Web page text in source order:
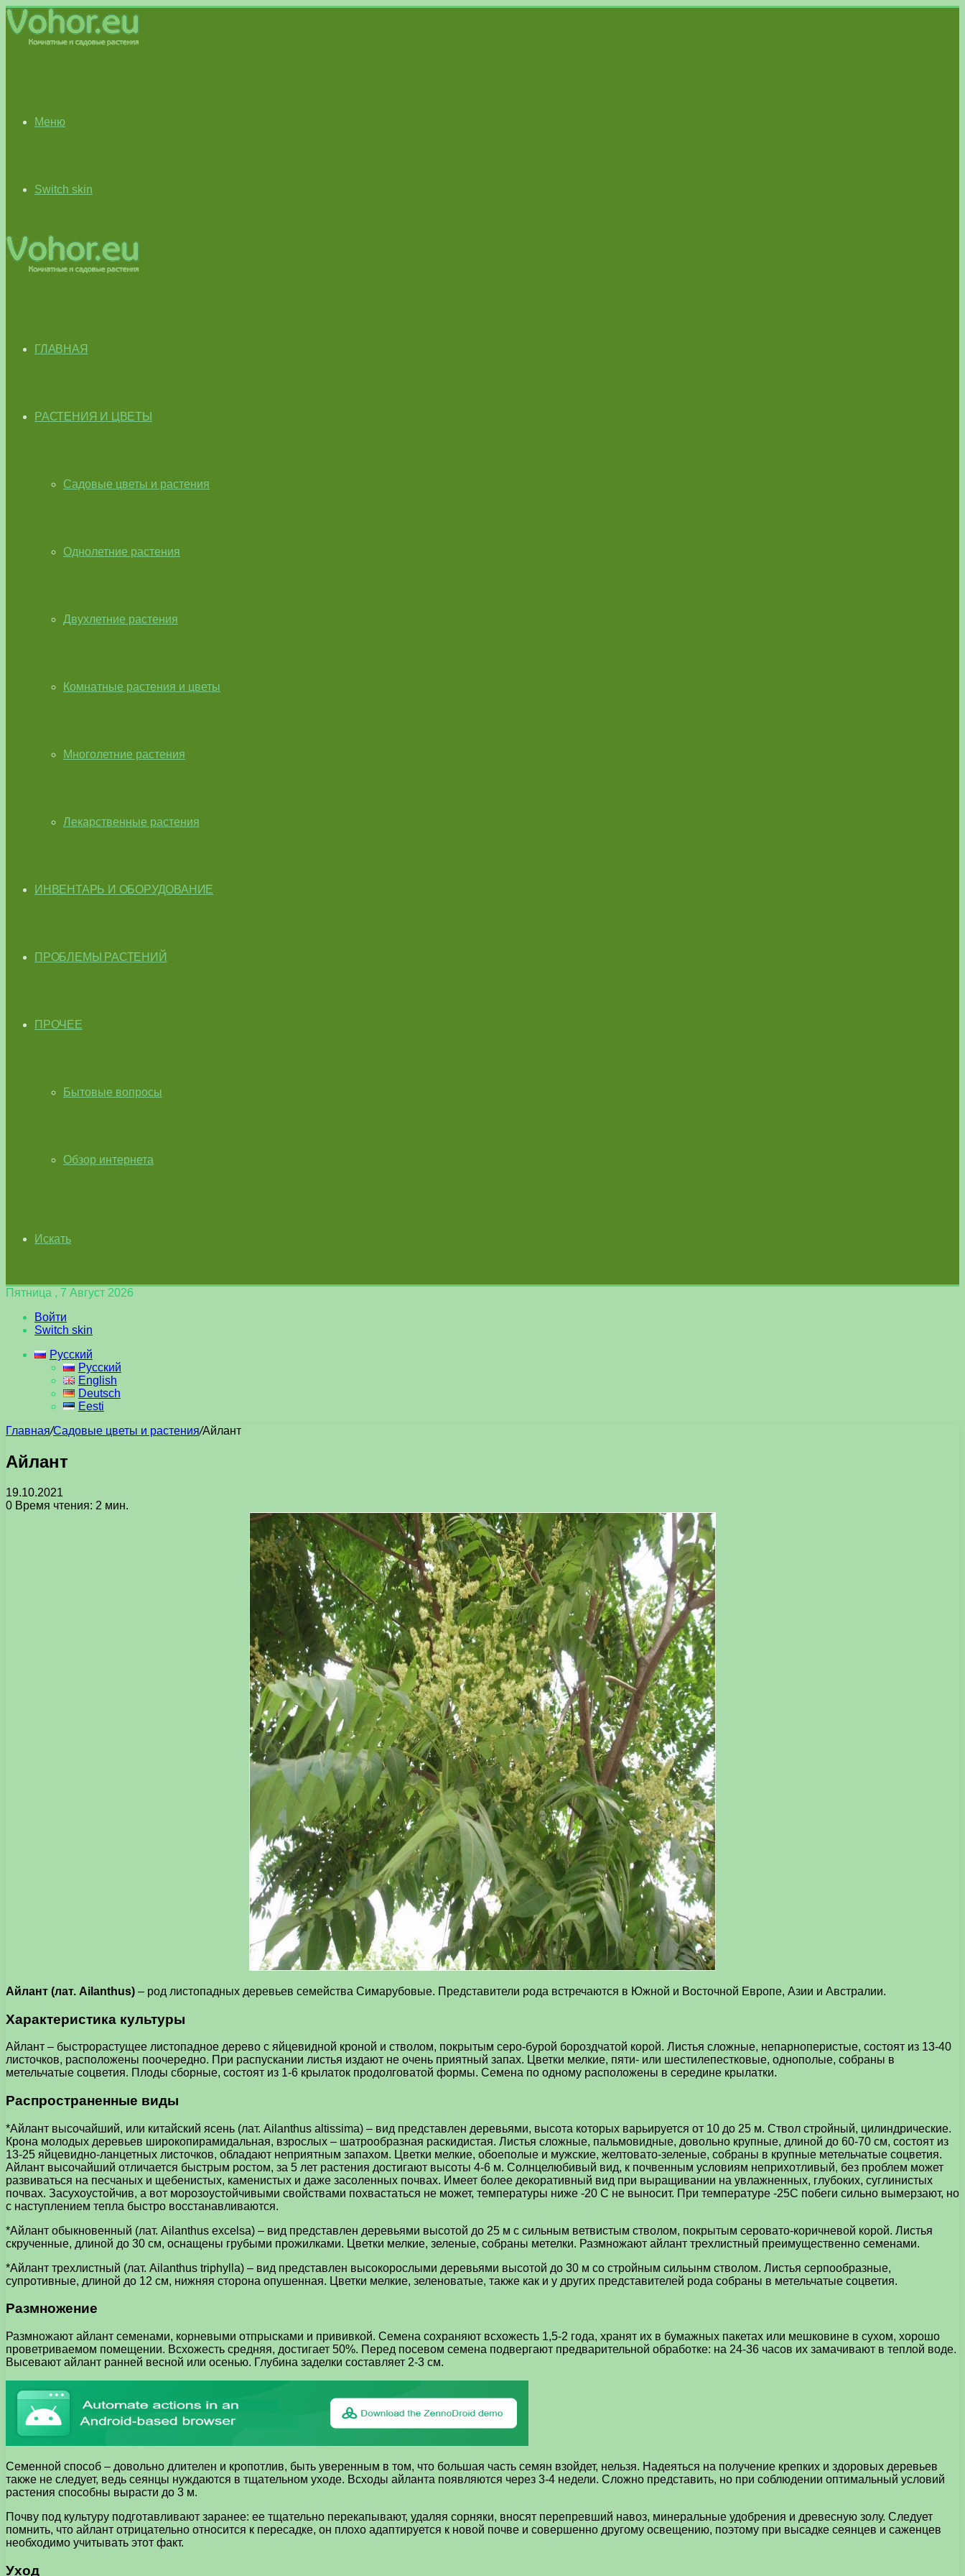
Меню
Switch skin
ГЛАВНАЯ
РАСТЕНИЯ И ЦВЕТЫ
Садовые цветы и растения
Однолетние растения
Двухлетние растения
Комнатные растения и цветы
Многолетние растения
Лекарственные растения
ИНВЕНТАРЬ И ОБОРУДОВАНИЕ
ПРОБЛЕМЫ РАСТЕНИЙ
ПРОЧЕЕ
Бытовые вопросы
Обзор интернета
Искать
Пятница , 7 Август 2026
Войти
Switch skin
Русский
Русский
English
Deutsch
Eesti
Главная/Садовые цветы и растения/Айлант
Айлант
19.10.2021
0 Время чтения: 2 мин.
Айлант (лат. Ailanthus) – род листопадных деревьев семейства Симарубовые. Представители рода встречаются в Южной и Восточной Европе, Азии и Австралии.
Характеристика культуры
Айлант – быстрорастущее листопадное дерево с яйцевидной кроной и стволом, покрытым серо-бурой бороздчатой корой. Листья сложные, непарноперистые, состоят из 13-40
листочков, расположены поочередно. При распускании листья издают не очень приятный запах. Цветки мелкие, пяти- или шестилепестковые, однополые, собраны в
метельчатые соцветия. Плоды сборные, состоят из 1-6 крылаток продолговатой формы. Семена по одному расположены в середине крылатки.
Распространенные виды
*Айлант высочайший, или китайский ясень (лат. Ailanthus altissima) – вид представлен деревьями, высота которых варьируется от 10 до 25 м. Ствол стройный, цилиндрические.
Крона молодых деревьев широкопирамидальная, взрослых – шатрообразная раскидистая. Листья сложные, пальмовидные, довольно крупные, длиной до 60-70 см, состоят из
13-25 яйцевидно-ланцетных листочков, обладают неприятным запахом. Цветки мелкие, обоеполые и мужские, желтовато-зеленые, собраны в крупные метельчатые соцветия.
Айлант высочайший отличается быстрым ростом, за 5 лет растения достигают высоты 4-6 м. Солнцелюбивый вид, к почвенным условиям неприхотливый, без проблем может
развиваться на песчаных и щебенистых, каменистых и даже засоленных почвах. Имеет более декоративный вид при выращивании на увлажненных, глубоких, суглинистых
почвах. Засухоустойчив, а вот морозоустойчивыми свойствами похвастаться не может, температуры ниже -20 С не выносит. При температуре -25С побеги сильно вымерзают, но
с наступлением тепла быстро восстанавливаются.
*Айлант обыкновенный (лат. Ailanthus excelsa) – вид представлен деревьями высотой до 25 м с сильным ветвистым стволом, покрытым серовато-коричневой корой. Листья
скрученные, длиной до 30 см, оснащены грубыми прожилками. Цветки мелкие, зеленые, собраны метелки. Размножают айлант трехлистный преимущественно семенами.
*Айлант трехлистный (лат. Ailanthus triphylla) – вид представлен высокорослыми деревьями высотой до 30 м со стройным сильынм стволом. Листья серпообразные,
супротивные, длиной до 12 см, нижняя сторона опушенная. Цветки мелкие, зеленоватые, также как и у других представителей рода собраны в метельчатые соцветия.
Размножение
Размножают айлант семенами, корневыми отпрысками и прививкой. Семена сохраняют всхожесть 1,5-2 года, хранят их в бумажных пакетах или мешковине в сухом, хорошо
проветриваемом помещении. Всхожесть средняя, достигает 50%. Перед посевом семена подвергают предварительной обработке: на 24-36 часов их замачивают в теплой воде.
Высевают айлант ранней весной или осенью. Глубина заделки составляет 2-3 см.
Семенной способ – довольно длителен и кропотлив, быть уверенным в том, что большая часть семян взойдет, нельзя. Надеяться на получение крепких и здоровых деревьев
также не следует, ведь сеянцы нуждаются в тщательном уходе. Всходы айланта появляются через 3-4 недели. Сложно представить, но при соблюдении оптимальный условий
растения способны вырасти до 3 м.
Почву под культуру подготавливают заранее: ее тщательно перекапывают, удаляя сорняки, вносят перепревший навоз, минеральные удобрения и древесную золу. Следует
помнить, что айлант отрицательно относится к пересадке, он плохо адаптируется к новой почве и совершенно другому освещению, поэтому при высадке сеянцев и саженцев
необходимо учитывать этот факт.
Уход